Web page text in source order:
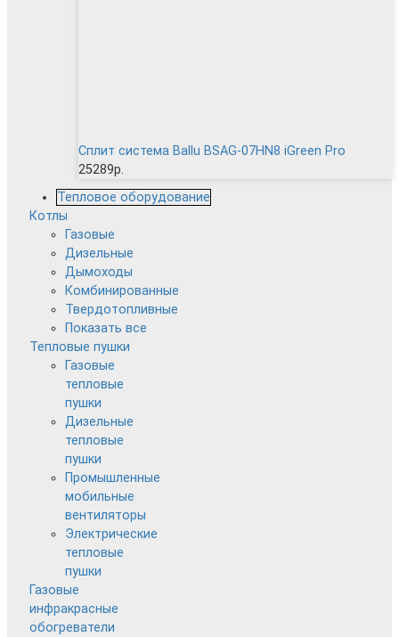
Сплит система Ballu BSAG-07HN8 iGreen Pro
25289р.
Тепловое оборудование
Котлы
Газовые
Дизельные
Дымоходы
Комбинированные
Твердотопливные
Показать все
Тепловые пушки
Газовые
тепловые
пушки
Дизельные
тепловые
пушки
Промышленные
мобильные
вентиляторы
Электрические
тепловые
пушки
Газовые
инфракрасные
обогреватели